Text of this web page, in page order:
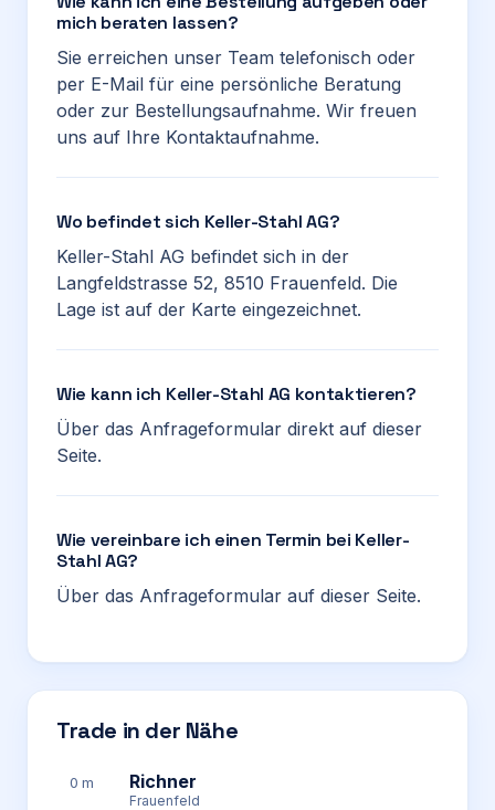
mich beraten lassen?
Sie erreichen unser Team telefonisch oder
per E-Mail für eine persönliche Beratung
oder zur Bestellungsaufnahme. Wir freuen
uns auf Ihre Kontaktaufnahme.
Wo befindet sich Keller-Stahl AG?
Keller-Stahl AG befindet sich in der
Langfeldstrasse 52, 8510 Frauenfeld. Die
Lage ist auf der Karte eingezeichnet.
Wie kann ich Keller-Stahl AG kontaktieren?
Über das Anfrageformular direkt auf dieser
Seite.
Wie vereinbare ich einen Termin bei Keller-
Stahl AG?
Über das Anfrageformular auf dieser Seite.
Trade in der Nähe
0 m Richner
Frauenfeld